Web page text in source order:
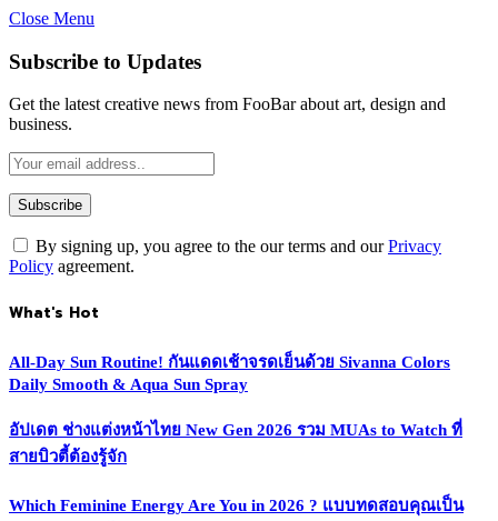
Close Menu
Subscribe to Updates
Get the latest creative news from FooBar about art, design and
business.
By signing up, you agree to the our terms and ourPrivacy
Policy agreement.
What's Hot
All-Day Sun Routine! กันแดดเช้าจรดเย็นด้วย Sivanna Colors
Daily Smooth & Aqua Sun Spray
อัปเดต ช่างแต่งหน้าไทย New Gen 2026 รวม MUAs to Watch ที่
สายบิวตี้ต้องรู้จัก
Which Feminine Energy Are You in 2026 ? แบบทดสอบคุณเป็น